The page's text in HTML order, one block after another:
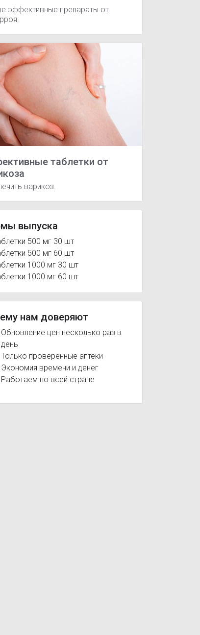
эффективные препараты от
таблетки от
варикоз.
выпуска
500 мг 30 шт
500 мг 60 шт
1000 мг 30 шт
1000 мг 60 шт
нам доверяют
Обновление цен несколько раз в
день
Только проверенные аптеки
Экономия времени и денег
Работаем по всей стране